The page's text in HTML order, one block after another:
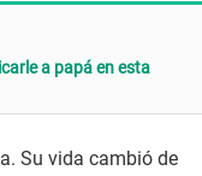
a papá en esta
Su vida cambió de